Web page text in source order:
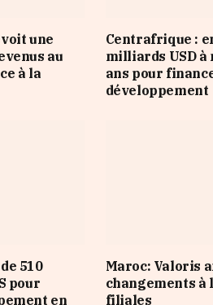
une
au
à la
Centrafrique :
milliards USD à
ans pour
développement
510
pour
en
Maroc: Valoris
changements à
filiales